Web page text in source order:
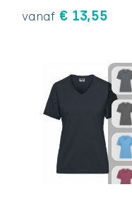
vanaf € 13,55